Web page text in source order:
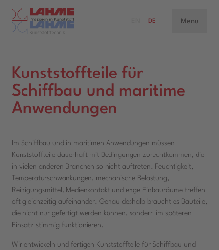
DE Menu
Kunststoffteile für
Schiffbau und maritime
Anwendungen
Im Schiffbau und in maritimen Anwendungen müssen
Kunststoffteile dauerhaft mit Bedingungen zurechtkommen, die
in vielen anderen Branchen so nicht auftreten. Feuchtigkeit,
Temperaturschwankungen, mechanische Belastung,
Reinigungsmittel, Medienkontakt und enge Einbauräume treffen
oft gleichzeitig aufeinander. Genau deshalb braucht es Bauteile,
die nicht nur gefertigt werden können, sondern im späteren
Einsatz stimmig funktionieren.
Wir entwickeln und fertigen Kunststoffteile für Schiffbau und